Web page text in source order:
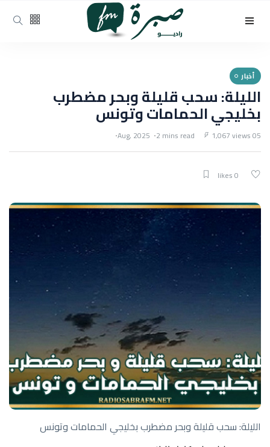
أخبار
الليلة: سحب قليلة وبحر مضطرب
بخليجي الحمامات وتونس
05 Aug, 2025
2 mins read 1,067 views
الليلة: سحب قليلة وبحر مضطرب بخليجي الحمامات وتونس